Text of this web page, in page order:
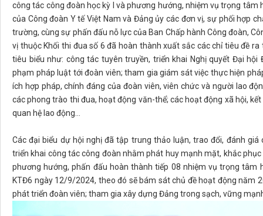
công tác công đoàn học kỳ I và phương hướng, nhiệm vụ trọng
của Công đoàn Y tế Việt Nam và Đảng ủy các đơn vị, sự phối hợp
trường, cùng sự phấn đấu nỗ lực của Ban Chấp hành Công đoàn,
vị thuộc Khối thi đua số 6 đã hoàn thành xuất sắc các chỉ tiêu đề
tiêu biểu như: công tác tuyên truyền, triển khai Nghị quyết Đại
phạm pháp luật tới đoàn viên; tham gia giám sát việc thực hiện
ích hợp pháp, chính đáng của đoàn viên, viên chức và người lao
các phong trào thi đua, hoạt động văn-thể; các hoạt động xã hội,
quan hệ lao động…
Các đại biểu dự hội nghị đã tập trung thảo luận, trao đổi, đánh
triển khai công tác công đoàn nhằm phát huy mạnh mặt, khắc
phương hướng, phấn đấu hoàn thành tiếp 08 nhiệm vụ trọng tâm
KTĐ6 ngày 12/9/2024, theo đó sẽ bám sát chủ đề hoạt động năm
phát triển đoàn viên; tham gia xây dựng Đảng trong sạch, vững